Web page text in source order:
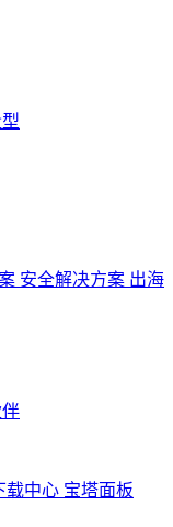
安全解决方案 出海
载中心 宝塔面板